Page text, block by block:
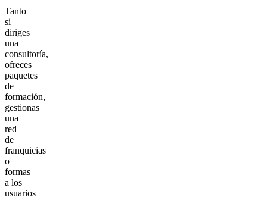
Tanto
si
diriges
una
consultoría,
ofreces
paquetes
de
formación,
gestionas
una
red
de
franquicias
o
formas
a los
usuarios